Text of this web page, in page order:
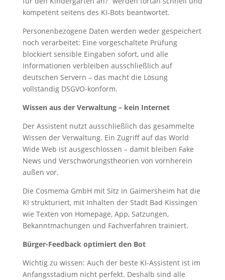
kompetent seitens des KI-Bots beantwortet.​
Personenbezogene Daten werden weder gespeichert
noch verarbeitet: Eine vorgeschaltete Prüfung
blockiert sensible Eingaben sofort, und alle
Informationen verbleiben ausschließlich auf
deutschen Servern – das macht die Lösung
vollständig DSGVO-konform.
Wissen aus der Verwaltung – kein Internet
Der Assistent nutzt ausschließlich das gesammelte
Wissen der Verwaltung. Ein Zugriff auf das World
Wide Web ist ausgeschlossen – damit bleiben Fake
News und Verschwörungstheorien von vornherein
außen vor.
Die Cosmema GmbH mit Sitz in Gaimersheim hat die
KI strukturiert, mit Inhalten der Stadt Bad Kissingen
wie Texten von Homepage, App, Satzungen,
Bekanntmachungen und Fachverfahren trainiert.
Bürger-Feedback optimiert den Bot
Wichtig zu wissen: Auch der beste KI-Assistent ist im
Anfangsstadium nicht perfekt. Deshalb sind alle